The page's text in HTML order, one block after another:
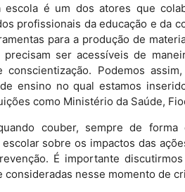
escola é um dos atores que
profissionais da educação e da
para a produção de
precisam ser acessíveis de
conscientização. Podemos
ensino no qual estamos
como Ministério da Saúde,
couber, sempre de
sobre os impactos das
É importante
consideradas nesse momento de